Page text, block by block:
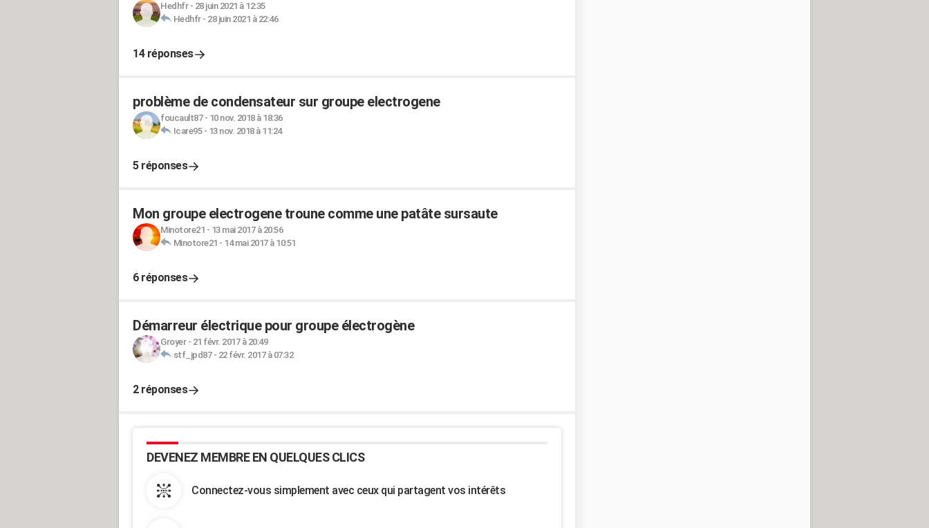
Hedhfr- 28 juin 2021 à 12:35
Hedhfr- 28 juin 2021 à 22:46
14 réponses
problème de condensateur sur groupe electrogene
foucault87- 10 nov. 2018 à 18:36
Icare95- 13 nov. 2018 à 11:24
5 réponses
Mon groupe electrogene troune comme une patâte sursaute
Minotore21 - 13 mai 2017 à 20:56
Minotore21 - 14 mai 2017 à 10:51
6 réponses
Démarreur électrique pour groupe électrogène
Groyer- 21 févr. 2017 à 20:49
stf_jpd87- 22 févr. 2017 à 07:32
2 réponses
DEVENEZ MEMBRE EN QUELQUES CLICS
Connectez-vous simplement avec ceux qui partagent vos intérêts